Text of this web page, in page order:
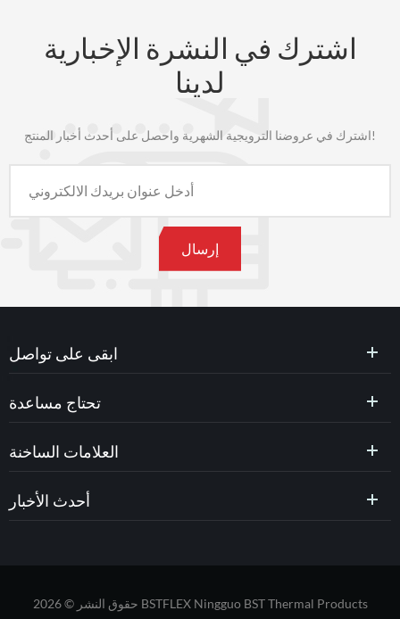
اشترك في النشرة الإخبارية
لدينا
اشترك في عروضنا الترويجية الشهرية واحصل على أحدث أخبار المنتج!
ابقى على تواصل
تحتاج مساعدة
العلامات الساخنة
أحدث الأخبار
حقوق النشر © 2026 BSTFLEX Ningguo BST Thermal Products